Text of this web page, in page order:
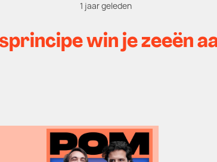
1 jaar geleden
win je zeeën